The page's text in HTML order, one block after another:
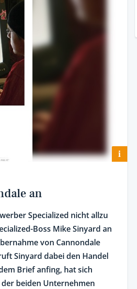
i
an
Specialized nicht allzu
Boss Mike Sinyard an
von Cannondale
Sinyard dabei den Handel
Brief anfing, hat sich
beiden Unternehmen